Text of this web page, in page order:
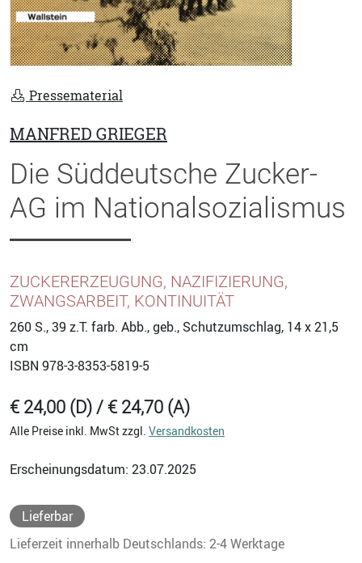
Pressematerial
MANFRED GRIEGER
Die Süddeutsche Zucker-
AG im Nationalsozialismus
ZUCKERERZEUGUNG, NAZIFIZIERUNG,
ZWANGSARBEIT, KONTINUITÄT
260 S., 39 z.T. farb. Abb., geb., Schutzumschlag, 14 x 21,5
cm
ISBN 978-3-8353-5819-5
€ 24,00 (D) / € 24,70 (A)
Alle Preise inkl. MwSt zzgl. Versandkosten
Erscheinungsdatum: 23.07.2025
Lieferbar
Lieferzeit innerhalb Deutschlands: 2-4 Werktage